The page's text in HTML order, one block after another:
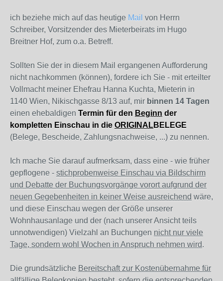
ich beziehe mich auf das heutige Mail von Herrn
Schreiber, Vorsitzender des Mieterbeirats im Hugo
Breitner Hof, zum o.a. Betreff.
Sollten Sie der in diesem Mail ergangenen Aufforderung
nicht nachkommen (können), fordere ich Sie - mit erteilter
Vollmacht meiner Ehefrau Hanna Kuchta, Mieterin in
1140 Wien, Nikischgasse 8/13 auf, mir binnen 14 Tagen
einen ehebaldigen Termin für den Beginn der
kompletten Einschau in die ORIGINALBELEGE
(Belege, Bescheide, Zahlungsnachweise, ...) zu nennen.
Ich mache Sie darauf aufmerksam, dass eine - wie früher
gepflogene - stichprobenweise Einschau via Bildschirm
und Debatte der Buchungsvorgänge vorort aufgrund der
neuen Gegebenheiten in keiner Weise ausreichend wäre,
und diese Einschau wegen der Größe unserer
Wohnhausanlage und der (nach unserer Ansicht teils
unnotwendigen) Vielzahl an Buchungen nicht nur viele
Tage, sondern wohl Wochen in Anspruch nehmen wird.
Die grundsätzliche Bereitschaft zur Kostenübernahme für